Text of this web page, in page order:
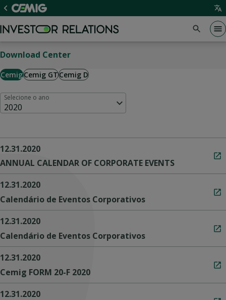
Download Center
CemigCemig GTCemig D
Selecione o ano
2020
12.31.2020
ANNUAL CALENDAR OF CORPORATE EVENTS
12.31.2020
Calendário de Eventos Corporativos
12.31.2020
Calendário de Eventos Corporativos
12.31.2020
Cemig FORM 20-F 2020
12.31.2020